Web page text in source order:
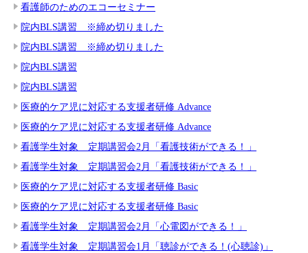
看護師のためのエコーセミナー
院内BLS講習 ※締め切りました
院内BLS講習 ※締め切りました
院内BLS講習
院内BLS講習
医療的ケア児に対応する支援者研修 Advance
医療的ケア児に対応する支援者研修 Advance
看護学生対象 定期講習会2月「看護技術ができる！」
看護学生対象 定期講習会2月「看護技術ができる！」
医療的ケア児に対応する支援者研修 Basic
医療的ケア児に対応する支援者研修 Basic
看護学生対象 定期講習会2月「心電図ができる！」
看護学生対象 定期講習会1月「聴診ができる！(心聴診)」